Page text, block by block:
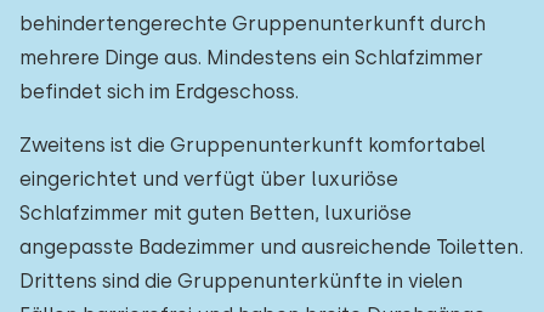
behindertengerechte Gruppenunterkunft durch
mehrere Dinge aus. Mindestens ein Schlafzimmer
befindet sich im Erdgeschoss.
Zweitens ist die Gruppenunterkunft komfortabel
eingerichtet und verfügt über luxuriöse
Schlafzimmer mit guten Betten, luxuriöse
angepasste Badezimmer und ausreichende Toiletten.
Drittens sind die Gruppenunterkünfte in vielen